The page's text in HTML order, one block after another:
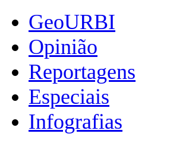
GeoURBI
Opinião
Reportagens
Especiais
Infografias